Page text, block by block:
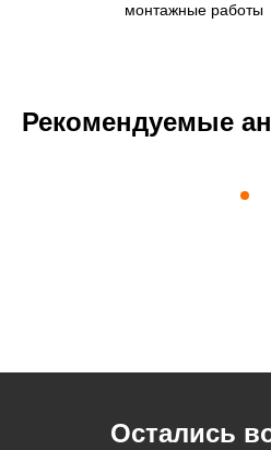
монтажные работы
Рекомендуемые
Остались